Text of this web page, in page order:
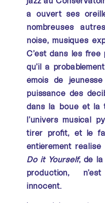
a ouvert ses
nombreuses
noise, musiques
C’est dans les
qu’il a
émois de
puissance des
dans la boue et la
l’univers musical
tirer profit, et le
entièrement
Do it Yourself, de la
production,
innocent.